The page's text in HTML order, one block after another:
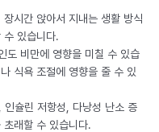
시간 앉아서 지내는 생활 방식
수 있습니다.
도 비만에 영향을 미칠 수 있습
식욕 조절에 영향을 줄 수 있
슐린 저항성, 다낭성 난소 증
래할 수 있습니다.